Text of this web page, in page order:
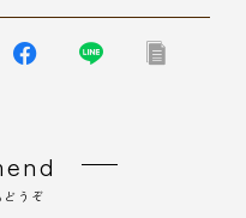
どうぞ